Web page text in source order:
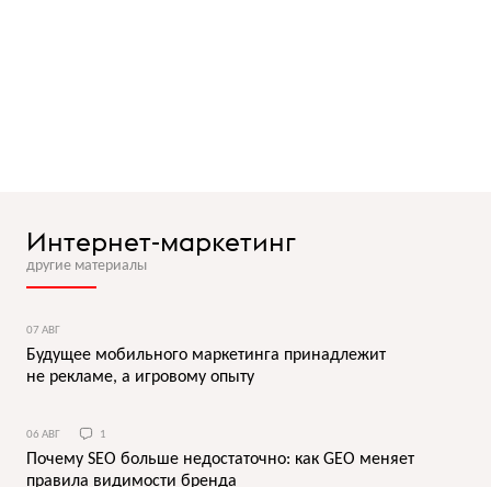
Интернет-маркетинг
другие материалы
07 АВГ
Будущее мобильного маркетинга принадлежит
не рекламе, а игровому опыту
06 АВГ 1
Почему SEO больше недостаточно: как GEO меняет
правила видимости бренда